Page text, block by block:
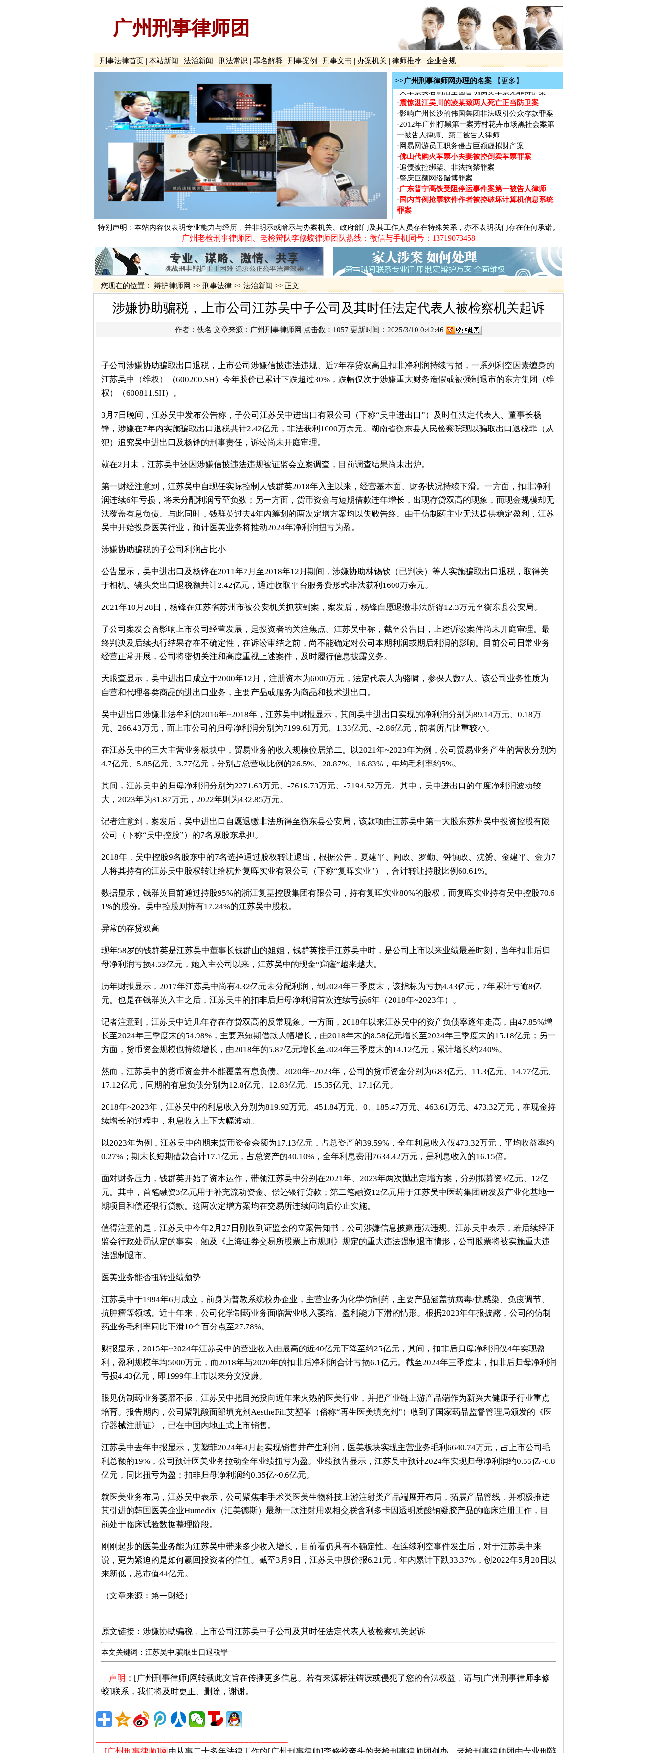
广州刑事律师团
| 刑事法律首页 | 本站新闻 | 法治新闻 | 刑法常识 | 罪名解释 | 刑事案例 | 刑事文书 | 办案机关 | 律师推荐 | 企业合规 |
>>广州刑事律师网办理的名案 【更多】
广东普宁高铁受阻停运事件案第一被告人律师
国内首例抢票软件作者被控破坏计算机信息系统
·广州新中国大厦（十三行）特大非法集资罪案
·贵州贵阳打黑第一案黎庆洪被黑社会案
·广泛报道、电视台大讨论的大学生李宗熙杀害厂
长案
火车票实名制后全国首例倒卖车票无罪辩护案
震惊湛江吴川的凌某致两人死亡正当防卫案
影响广州长沙的伟国集团非法吸引公众存款罪案
2012年广州打黑第一案芳村花卉市场黑社会案第
一被告人律师、第二被告人律师
网易网游员工职务侵占巨额虚拟财产案
佛山代购火车票小夫妻被控倒卖车票罪案
追债被控绑架、非法拘禁罪案
肇庆巨额网络赌博罪案
广东普宁高铁受阻停运事件案第一被告人律师
国内首例抢票软件作者被控破坏计算机信息系统
罪案
·广州新中国大厦（十三行）特大非法集资罪案
· 贵州贵阳打黑第一案黎庆洪被黑社会案
·广泛报道、电视台大讨论的大学生李宗熙杀害厂
长案
·火车票实名制后全国首例倒卖车票无罪辩护案
·震惊湛江吴川的凌某致两人死亡正当防卫案
·影响广州长沙的伟国集团非法吸引公众存款罪案
·2012年广州打黑第一案芳村花卉市场黑社会案第
一被告人律师、第二被告人律师
·网易网游员工职务侵占巨额虚拟财产案
·追债被控绑架、非法拘禁罪案
特别声明：本站内容仅表明专业能力与经历，并非明示或暗示与办案机关、政府部门及其工作人员存在特殊关系，亦不表明我们存在任何承诺。
广州老检刑事律师团、老检辩队李修蛟律师团队热线：微信与手机同号：13719073458
您现在的位置： 辩护律师网 >> 刑事法律 >> 法治新闻 >> 正文
涉嫌协助骗税，上市公司江苏吴中子公司及其时任法定代表人被检察机关起诉
作者：佚名 文章来源： 广州刑事律师网 点击数： 1057 更新时间：2025/3/10 0:42:46
子公司涉嫌协助骗取出口退税，上市公司涉嫌信披违法违规、近7年存贷双高且扣非净利润持续亏损，一系列利空因素缠身的
江苏吴中（维权）（600200.SH）今年股价已累计下跌超过30%，跌幅仅次于涉嫌重大财务造假或被强制退市的东方集团（维
权）（600811.SH）。
3月7日晚间，江苏吴中发布公告称，子公司江苏吴中进出口有限公司（下称“吴中进出口”）及时任法定代表人、董事长杨
锋，涉嫌在7年内实施骗取出口退税共计2.42亿元，非法获利1600万余元。湖南省衡东县人民检察院现以骗取出口退税罪（从
犯）追究吴中进出口及杨锋的刑事责任，诉讼尚未开庭审理。
就在2月末，江苏吴中还因涉嫌信披违法违规被证监会立案调查，目前调查结果尚未出炉。
第一财经注意到，江苏吴中自现任实际控制人钱群英2018年入主以来，经营基本面、财务状况持续下滑。一方面，扣非净利
润连续6年亏损，将未分配利润亏至负数；另一方面，货币资金与短期借款连年增长，出现存贷双高的现象，而现金规模却无
法覆盖有息负债。与此同时，钱群英过去4年内筹划的两次定增方案均以失败告终。由于仿制药主业无法提供稳定盈利，江苏
吴中开始投身医美行业，预计医美业务将推动2024年净利润扭亏为盈。
涉嫌协助骗税的子公司利润占比小
公告显示，吴中进出口及杨锋在2011年7月至2018年12月期间，涉嫌协助林锡钦（已判决）等人实施骗取出口退税，取得关
于相机、镜头类出口退税额共计2.42亿元，通过收取平台服务费形式非法获利1600万余元。
2021年10月28日，杨锋在江苏省苏州市被公安机关抓获到案，案发后，杨锋自愿退缴非法所得12.3万元至衡东县公安局。
子公司案发会否影响上市公司经营发展，是投资者的关注焦点。江苏吴中称，截至公告日，上述诉讼案件尚未开庭审理。最
终判决及后续执行结果存在不确定性，在诉讼审结之前，尚不能确定对公司本期利润或期后利润的影响。目前公司日常业务
经营正常开展，公司将密切关注和高度重视上述案件，及时履行信息披露义务。
天眼查显示，吴中进出口成立于2000年12月，注册资本为6000万元，法定代表人为骆啸，参保人数7人。该公司业务性质为
自营和代理各类商品的进出口业务，主要产品或服务为商品和技术进出口。
吴中进出口涉嫌非法牟利的2016年~2018年，江苏吴中财报显示，其间吴中进出口实现的净利润分别为89.14万元、0.18万
元、266.43万元，而上市公司的归母净利润分别为7199.61万元、1.33亿元、-2.86亿元，前者所占比重较小。
在江苏吴中的三大主营业务板块中，贸易业务的收入规模位居第二。以2021年~2023年为例，公司贸易业务产生的营收分别为
4.7亿元、5.85亿元、3.77亿元，分别占总营收比例的26.5%、28.87%、16.83%，年均毛利率约5%。
其间，江苏吴中的归母净利润分别为2271.63万元、-7619.73万元、-7194.52万元。其中，吴中进出口的年度净利润波动较
大，2023年为81.87万元，2022年则为432.85万元。
记者注意到，案发后，吴中进出口自愿退缴非法所得至衡东县公安局，该款项由江苏吴中第一大股东苏州吴中投资控股有限
公司（下称“吴中控股”）的7名原股东承担。
2018年，吴中控股9名股东中的7名选择通过股权转让退出，根据公告，夏建平、阎政、罗勤、钟慎政、沈赟、金建平、金力7
人将其持有的江苏吴中股权转让给杭州复晖实业有限公司（下称“复晖实业”），合计转让持股比例60.61%。
数据显示，钱群英目前通过持股95%的浙江复基控股集团有限公司，持有复晖实业80%的股权，而复晖实业持有吴中控股70.6
1%的股份。吴中控股则持有17.24%的江苏吴中股权。
异常的存贷双高
现年58岁的钱群英是江苏吴中董事长钱群山的姐姐，钱群英接手江苏吴中时，是公司上市以来业绩最差时刻，当年扣非后归
母净利润亏损4.53亿元，她入主公司以来，江苏吴中的现金“窟窿”越来越大。
历年财报显示，2017年江苏吴中尚有4.32亿元未分配利润，到2024年三季度末，该指标为亏损4.43亿元，7年累计亏逾8亿
元。也是在钱群英入主之后，江苏吴中的扣非后归母净利润首次连续亏损6年（2018年~2023年）。
记者注意到，江苏吴中近几年存在存贷双高的反常现象。一方面，2018年以来江苏吴中的资产负债率逐年走高，由47.85%增
长至2024年三季度末的54.98%，主要系短期借款大幅增长，由2018年末的8.58亿元增长至2024年三季度末的15.18亿元；另一
方面，货币资金规模也持续增长，由2018年的5.87亿元增长至2024年三季度末的14.12亿元，累计增长约240%。
然而，江苏吴中的货币资金并不能覆盖有息负债。2020年~2023年，公司的货币资金分别为6.83亿元、11.3亿元、14.77亿元、
17.12亿元，同期的有息负债分别为12.8亿元、12.83亿元、15.35亿元、17.1亿元。
2018年~2023年，江苏吴中的利息收入分别为819.92万元、451.84万元、0、185.47万元、463.61万元、473.32万元，在现金持
续增长的过程中，利息收入上下大幅波动。
以2023年为例，江苏吴中的期末货币资金余额为17.13亿元，占总资产的39.59%，全年利息收入仅473.32万元，平均收益率约
0.27%；期末长短期借款合计17.1亿元，占总资产的40.10%，全年利息费用7634.42万元，是利息收入的16.15倍。
面对财务压力，钱群英开始了资本运作，带领江苏吴中分别在2021年、2023年两次抛出定增方案，分别拟募资3亿元、12亿
元。其中，首笔融资3亿元用于补充流动资金、偿还银行贷款；第二笔融资12亿元用于江苏吴中医药集团研发及产业化基地一
期项目和偿还银行贷款。这两次定增方案均在交易所连续问询后停止实施。
值得注意的是，江苏吴中今年2月27日刚收到证监会的立案告知书，公司涉嫌信息披露违法违规。江苏吴中表示，若后续经证
监会行政处罚认定的事实，触及《上海证券交易所股票上市规则》规定的重大违法强制退市情形，公司股票将被实施重大违
法强制退市。
医美业务能否扭转业绩颓势
江苏吴中于1994年6月成立，前身为普教系统校办企业，主营业务为化学仿制药，主要产品涵盖抗病毒/抗感染、免疫调节、
抗肿瘤等领域。近十年来，公司化学制药业务面临营业收入萎缩、盈利能力下滑的情形。根据2023年年报披露，公司的仿制
药业务毛利率同比下滑10个百分点至27.78%。
财报显示，2015年~2024年江苏吴中的营业收入由最高的近40亿元下降至约25亿元，其间，扣非后归母净利润仅4年实现盈
利，盈利规模年均5000万元，而2018年与2020年的扣非后净利润合计亏损6.1亿元。截至2024年三季度末，扣非后归母净利润
亏损4.43亿元，即1999年上市以来分文没赚。
眼见仿制药业务萎靡不振，江苏吴中把目光投向近年来火热的医美行业，并把产业链上游产品端作为新兴大健康子行业重点
培育。报告期内，公司聚乳酸面部填充剂AestheFill艾塑菲（俗称“再生医美填充剂”）收到了国家药品监督管理局颁发的《医
疗器械注册证》，已在中国内地正式上市销售。
江苏吴中去年中报显示，艾塑菲2024年4月起实现销售并产生利润，医美板块实现主营业务毛利6640.74万元，占上市公司毛
利总额的19%，公司预计医美业务拉动全年业绩扭亏为盈。业绩预告显示，江苏吴中预计2024年实现归母净利润约0.55亿~0.8
亿元，同比扭亏为盈；扣非归母净利润约0.35亿~0.6亿元。
就医美业务布局，江苏吴中表示，公司聚焦非手术类医美生物科技上游注射类产品端展开布局，拓展产品管线，并积极推进
其引进的韩国医美企业Humedix（汇美德斯）最新一款注射用双相交联含利多卡因透明质酸钠凝胶产品的临床注册工作，目
前处于临床试验数据整理阶段。
刚刚起步的医美业务能为江苏吴中带来多少收入增长，目前看仍具有不确定性。在连续利空事件发生后，对于江苏吴中来
说，更为紧迫的是如何赢回投资者的信任。截至3月9日，江苏吴中股价报6.21元，年内累计下跌33.37%，创2022年5月20日以
来新低，总市值44亿元。
（文章来源：第一财经）
原文链接： 涉嫌协助骗税，上市公司江苏吴中子公司及其时任法定代表人被检察机关起诉
本文关键词：江苏吴中,骗取出口退税罪
声明 ：[广州刑事律师]网转载此文旨在传播更多信息。若有来源标注错误或侵犯了您的合法权益，请与[广州刑事律师李修
蛟]联系，我们将及时更正、删除，谢谢。